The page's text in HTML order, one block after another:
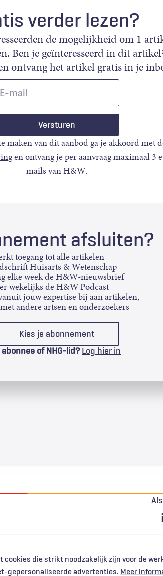
cookies die strikt noodzakelijk zijn voor de
gepersonaliseerde advertenties. Meer
verder lezen?
de mogelijkheid om 1
Ben je geïnteresseerd in dit
ontvang het artikel gratis in je
maken van dit aanbod ga je akkoord met
en ontvang je per aanvraag maximaal 3
mails van H&W.
afsluiten?
toegang tot alle artikelen
Huisarts & Wetenschap
elke week de H&W-nieuwsbrief
wekelijks de H&W Podcast
jouw expertise bij aan artikelen,
andere artsen en onderzoekers
Kies je abonnement
abonnee of NHG-lid? Log hier in